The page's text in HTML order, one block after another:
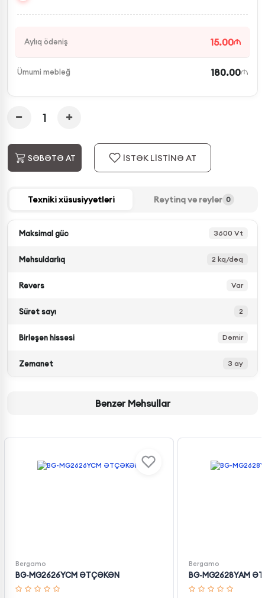
Aylıq ödəniş 15.00
Ümumi məbləğ 180.00
SƏBƏTƏ AT İSTƏK LİSTİNƏ AT
Texniki xüsusiyyətləri Reytinq və rəylər 0
Maksimal güc 3600 Vt
Məhsuldarlıq 2 kq/dəq
Revers Var
Sürət sayı 2
Birləşən hissəsi Dəmir
Zəmanət 3 ay
Bənzər Məhsullar
Bergamo
BG-MG2626YCM ƏTÇƏKƏN
Bergamo
BG-MG2628YAM